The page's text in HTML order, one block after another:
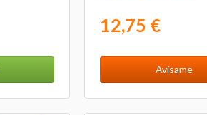
12,75 €
Avísame